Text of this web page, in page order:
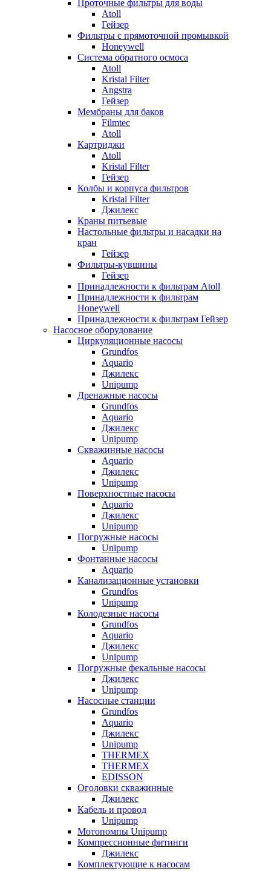
Проточные фильтры для воды
Atoll
Гейзер
Фильтры с прямоточной промывкой
Honeywell
Система обратного осмоса
Atoll
Kristal Filter
Angstra
Гейзер
Мембраны для баков
Filmtec
Atoll
Картриджи
Atoll
Kristal Filter
Гейзер
Колбы и корпуса фильтров
Kristal Filter
Джилекс
Краны питьевые
Настольные фильтры и насадки на
кран
Гейзер
Фильтры-кувшины
Гейзер
Принадлежности к фильтрам Atoll
Принадлежности к фильтрам
Honeywell
Принадлежности к фильтрам Гейзер
Насосное оборудование
Циркуляционные насосы
Grundfos
Aquario
Джилекс
Unipump
Дренажные насосы
Grundfos
Aquario
Джилекс
Unipump
Скважинные насосы
Aquario
Джилекс
Unipump
Поверхностные насосы
Aquario
Джилекс
Unipump
Погружные насосы
Unipump
Фонтанные насосы
Aquario
Канализационные установки
Grundfos
Unipump
Колодезные насосы
Grundfos
Aquario
Джилекс
Unipump
Погружные фекальные насосы
Джилекс
Unipump
Насосные станции
Grundfos
Aquario
Джилекс
Unipump
THERMEX
THERMEX
EDISSON
Оголовки скважинные
Джилекс
Кабель и провод
Unipump
Мотопомпы Unipump
Компрессионные фитинги
Джилекс
Комплектующие к насосам